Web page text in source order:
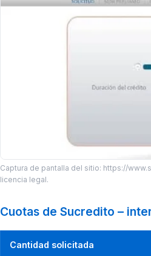
Captura de pantalla del sitio: https://
licencia legal.
Cuotas de Sucredito –
Cantidad solicitada